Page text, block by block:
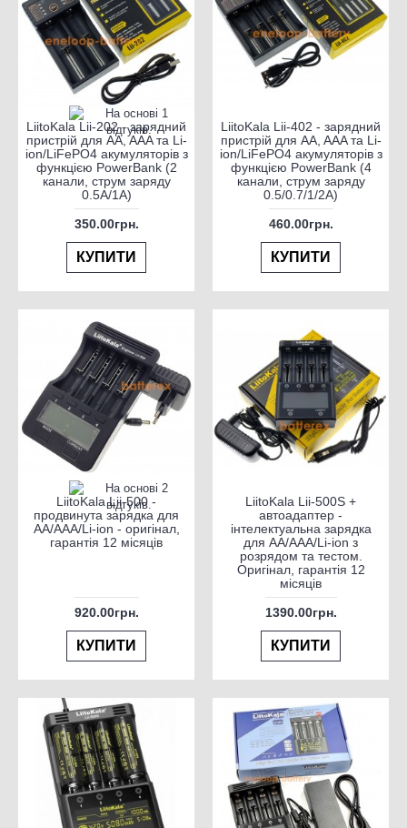
LiitoKala Lii-202 - зарядний
пристрій для AA, AAA та Li-
ion/LiFePO4 акумуляторів з
функцією PowerBank (2
канали, струм заряду
0.5А/1А)
350.00грн.
КУПИТИ
LiitoKala Lii-402 - зарядний
пристрій для AA, AAA та Li-
ion/LiFePO4 акумуляторів з
функцією PowerBank (4
канали, струм заряду
0.5/0.7/1/2А)
460.00грн.
КУПИТИ
LiitoKala Lii-500 -
продвинута зарядка для
AA/AAA/Li-ion - оригінал,
гарантія 12 місяців
920.00грн.
КУПИТИ
LiitoKala Lii-500S +
автоадаптер -
інтелектуальна зарядка
для AA/AAA/Li-ion з
розрядом та тестом.
Оригінал, гарантія 12
місяців
1390.00грн.
КУПИТИ